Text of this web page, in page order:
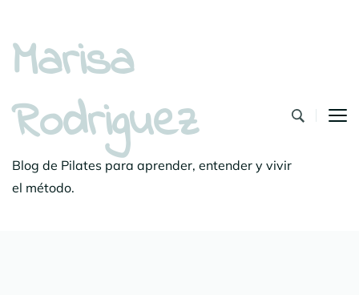
Marisa
Rodriguez
Blog de Pilates para aprender, entender y vivir
el método.